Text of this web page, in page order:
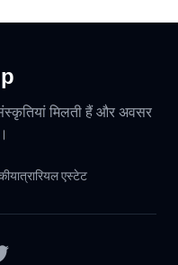
मिलती हैं और अवसर
यात्रारियल एस्टेट